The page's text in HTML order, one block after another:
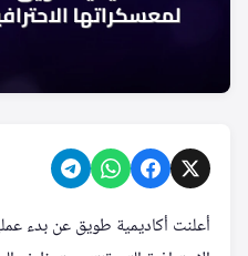
أعلنت أكاديمية طويق عن بدء